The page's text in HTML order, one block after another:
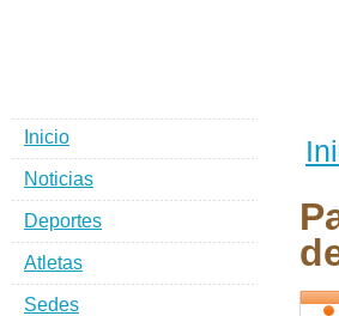
Inicio
Noticias
Deportes
Atletas
Sedes